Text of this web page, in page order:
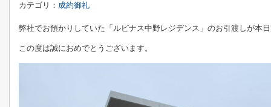
カテゴリ： 成約御礼
弊社でお預かりしていた「ルピナス中野レジデンス」のお引渡しが本
この度は誠におめでとうございます。